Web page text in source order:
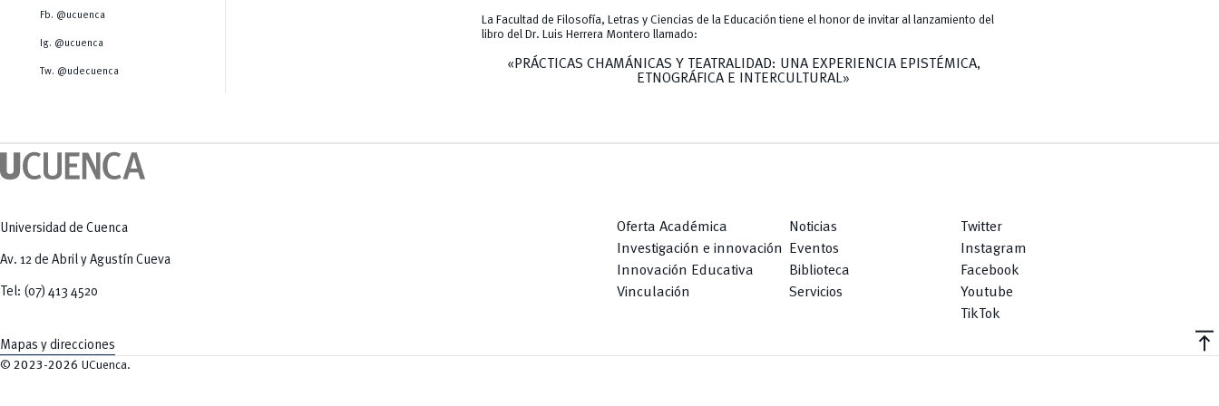
Tecnologías
Radio Universitaria
Sostenibilidad
Fb. @ucuenca
Ig. @ucuenca
Tw. @udecuenca
La Facultad de Filosofía, Letras y Ciencias de la Educación tiene el honor de invitar al lanzamiento del
libro del Dr. Luis Herrera Montero llamado:
«PRÁCTICAS CHAMÁNICAS Y TEATRALIDAD: UNA EXPERIENCIA EPISTÉMICA,
ETNOGRÁFICA E INTERCULTURAL»
Universidad de Cuenca
Av. 12 de Abril y Agustín Cueva
Tel: (07) 413 4520
Mapas y direcciones
Oferta Académica
Investigación e innovación
Innovación Educativa
Vinculación
Noticias
Eventos
Biblioteca
Servicios
Twitter
Instagram
Facebook
Youtube
TikTok
vertical_align_top
© 2023-2026 UCuenca.